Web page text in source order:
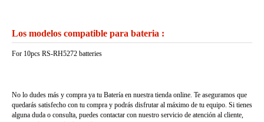
Los modelos compatible para bateria :
For 10pcs RS-RH5272 batteries
No lo dudes más y compra ya tu Batería en nuestra tienda online. Te aseguramos que
quedarás satisfecho con tu compra y podrás disfrutar al máximo de tu equipo. Si tienes
alguna duda o consulta, puedes contactar con nuestro servicio de atención al cliente,